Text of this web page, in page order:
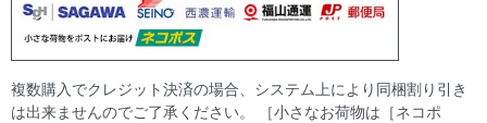
複数購入でクレジット決済の場合、システム上により同梱割り引き
は出来ませんのでご了承ください。 ［小さなお荷物は［ネコポ